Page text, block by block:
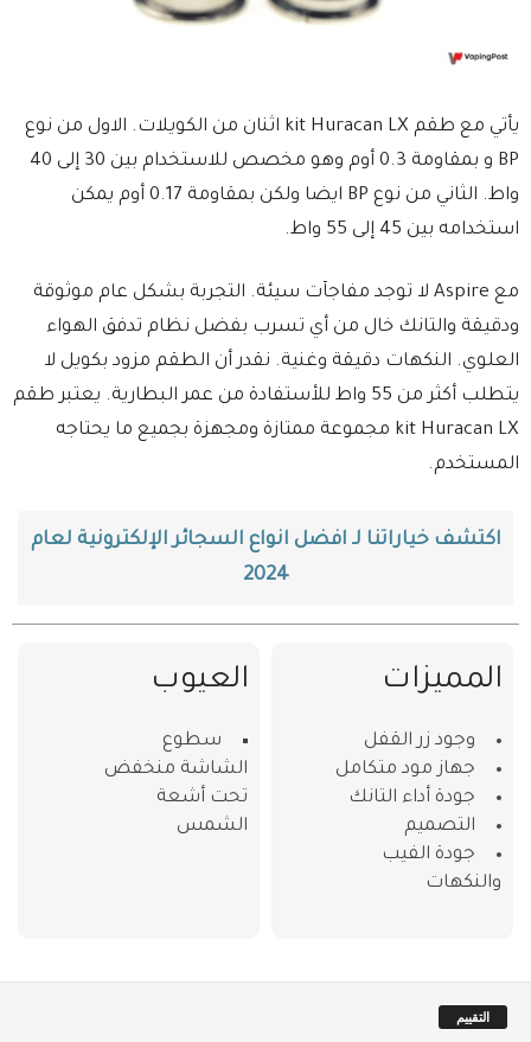
يأتي مع طقم kit Huracan LX اثنان من الكويلات. الاول من نوع
BP و بمقاومة 0.3 أوم وهو مخصص للاستخدام بين 30 إلى 40
واط. الثاني من نوع BP ايضا ولكن بمقاومة 0.17 أوم يمكن
استخدامه بين 45 إلى 55 واط.
مع Aspire لا توجد مفاجآت سيئة. التجربة بشكل عام موثوقة
ودقيقة والتانك خال من أي تسرب بفضل نظام تدفق الهواء
العلوي. النكهات دقيقة وغنية. نقدر أن الطقم مزود بكويل لا
يتطلب أكثر من 55 واط للأستفادة من عمر البطارية. يعتبر طقم
kit Huracan LX مجموعة ممتازة ومجهزة بجميع ما يحتاجه
المستخدم.
اكتشف خياراتنا لـ افضل انواع السجائر الإلكترونية لعام
2024
المميزات
وجود زر القفل
جهاز مود متكامل
جودة أداء التانك
التصميم
جودة الفيب
والنكهات
العيوب
سطوع
الشاشة منخفض
تحت أشعة
الشمس
التقييم